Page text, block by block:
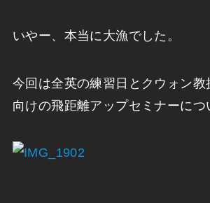
いやー、本当に大漁でした。
今回は全英の練習日とクウォン教
向けの飛距離アップセミナーにつ